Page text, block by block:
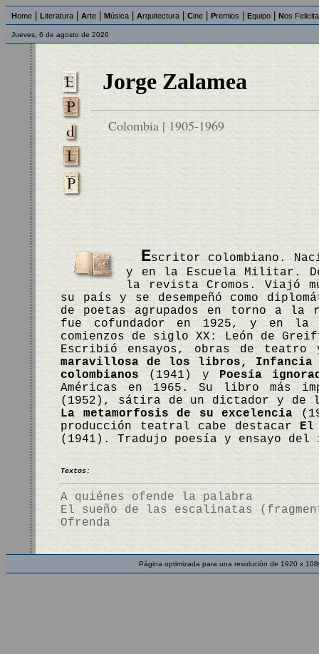
Home Literatura Arte Música Arquitectura Cine Premios Equipo Nos
Jueves, 6 de agosto de 2026
Jorge Zalamea
Colombia | 1905-1969
Escritor colombiano.
y en la Escuela Militar.
la revista Cromos. Viajó
su país y se desempeñó como
de poetas agrupados en torno a
fue cofundador en 1925, y en la
comienzos de siglo XX: León de
Escribió ensayos, obras de
maravillosa de los libros, Infancia
colombianos (1941) y Poesía
Américas en 1965. Su libro más
(1952), sátira de un dictador y de
La metamorfosis de su excelencia
producción teatral cabe destacar El
(1941). Tradujo poesía y ensayo
Textos:
A quiénes ofende la palabra
El sueño de las escalinatas
Ofrenda
Página optimizada para una resolución de 1920 x